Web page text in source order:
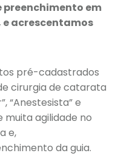
preenchimento em
acrescentamos
pré-cadastrados
cirurgia de catarata
“Anestesista” e
muita agilidade no
e,
da guia.